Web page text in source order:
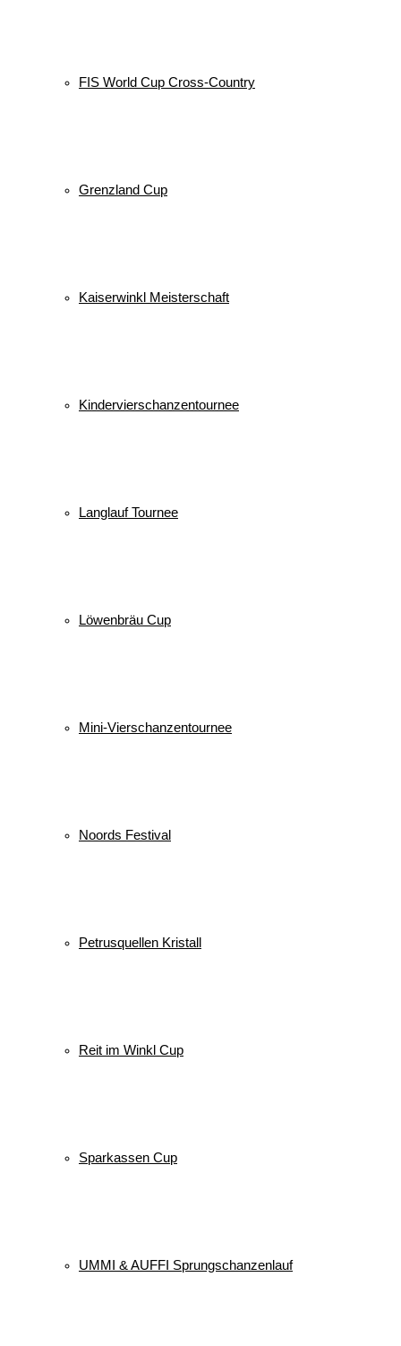
FIS World Cup Cross-Country
Grenzland Cup
Kaiserwinkl Meisterschaft
Kindervierschanzentournee
Langlauf Tournee
Löwenbräu Cup
Mini-Vierschanzentournee
Noords Festival
Petrusquellen Kristall
Reit im Winkl Cup
Sparkassen Cup
UMMI & AUFFI Sprungschanzenlauf